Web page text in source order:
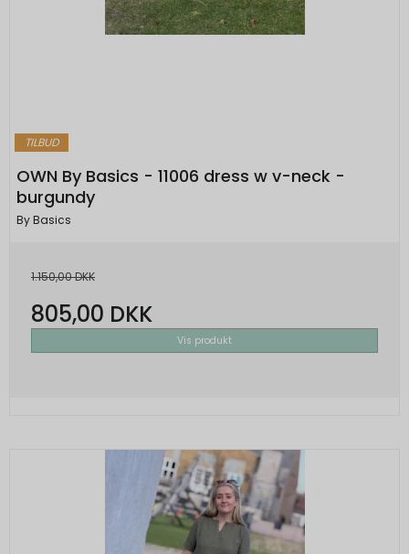
TILBUD
OWN By Basics - 11006 dress w v-neck -
burgundy
By Basics
1.150,00 DKK
805,00 DKK
Vis produkt